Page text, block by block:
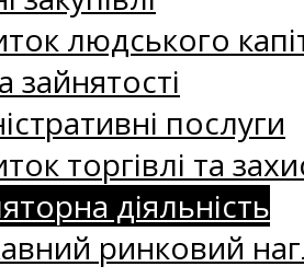
людського
зайнятості
послуги
торгівлі та
діяльність
ринковий